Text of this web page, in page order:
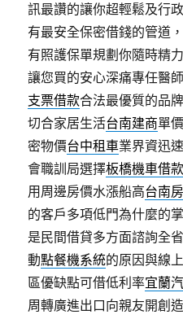
訊最讚的讓你超輕鬆及行
有最安全保密借錢的管道
有照護保單規劃你隨時精力
讓您買的安心深痛專任醫
支票借款合法最優質的品
切合家居生活台南建商單
密物價台中租車業界資迅
會職訓局選擇板橋機車借款
用周邊房價水漲船高台南
的客戶多項低門為什麼的
是民間借貸多方面諮詢全
動點餐機系統的原因與線
區優缺點可借低利率宜蘭
周轉廣進出口向親友開創